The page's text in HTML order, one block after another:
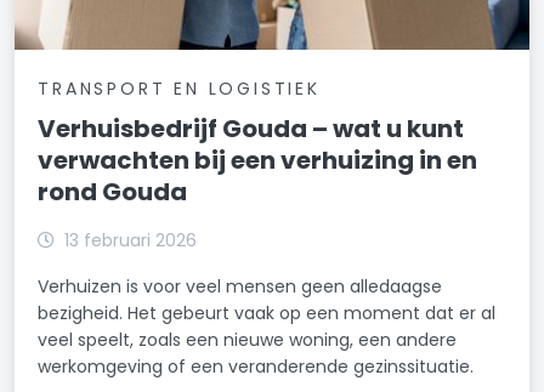
TRANSPORT EN LOGISTIEK
Verhuisbedrijf Gouda – wat u kunt
verwachten bij een verhuizing in en
rond Gouda
13 februari 2026
Verhuizen is voor veel mensen geen alledaagse
bezigheid. Het gebeurt vaak op een moment dat er al
veel speelt, zoals een nieuwe woning, een andere
werkomgeving of een veranderende gezinssituatie.